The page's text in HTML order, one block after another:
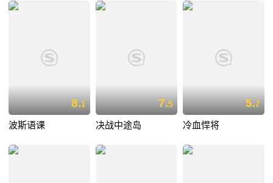
8.1
波斯语课
7.5
决战中途岛
5.7
冷血悍将